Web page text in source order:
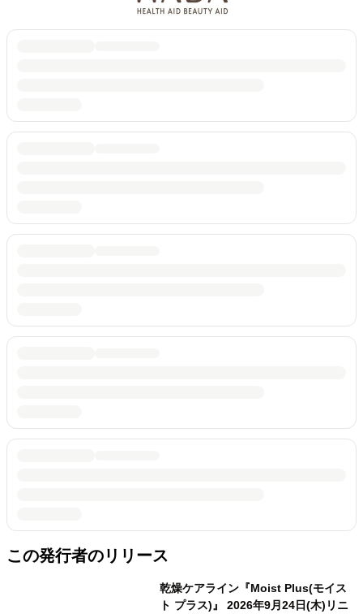
この発行者のリリース
乾燥ケアライン『Moist Plus(モイス
ト プラス)』 2026年9月24日(木)リニ